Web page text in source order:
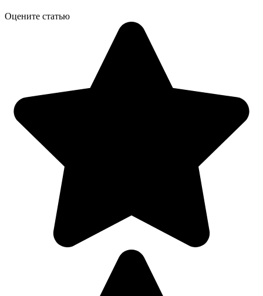
Оцените статью